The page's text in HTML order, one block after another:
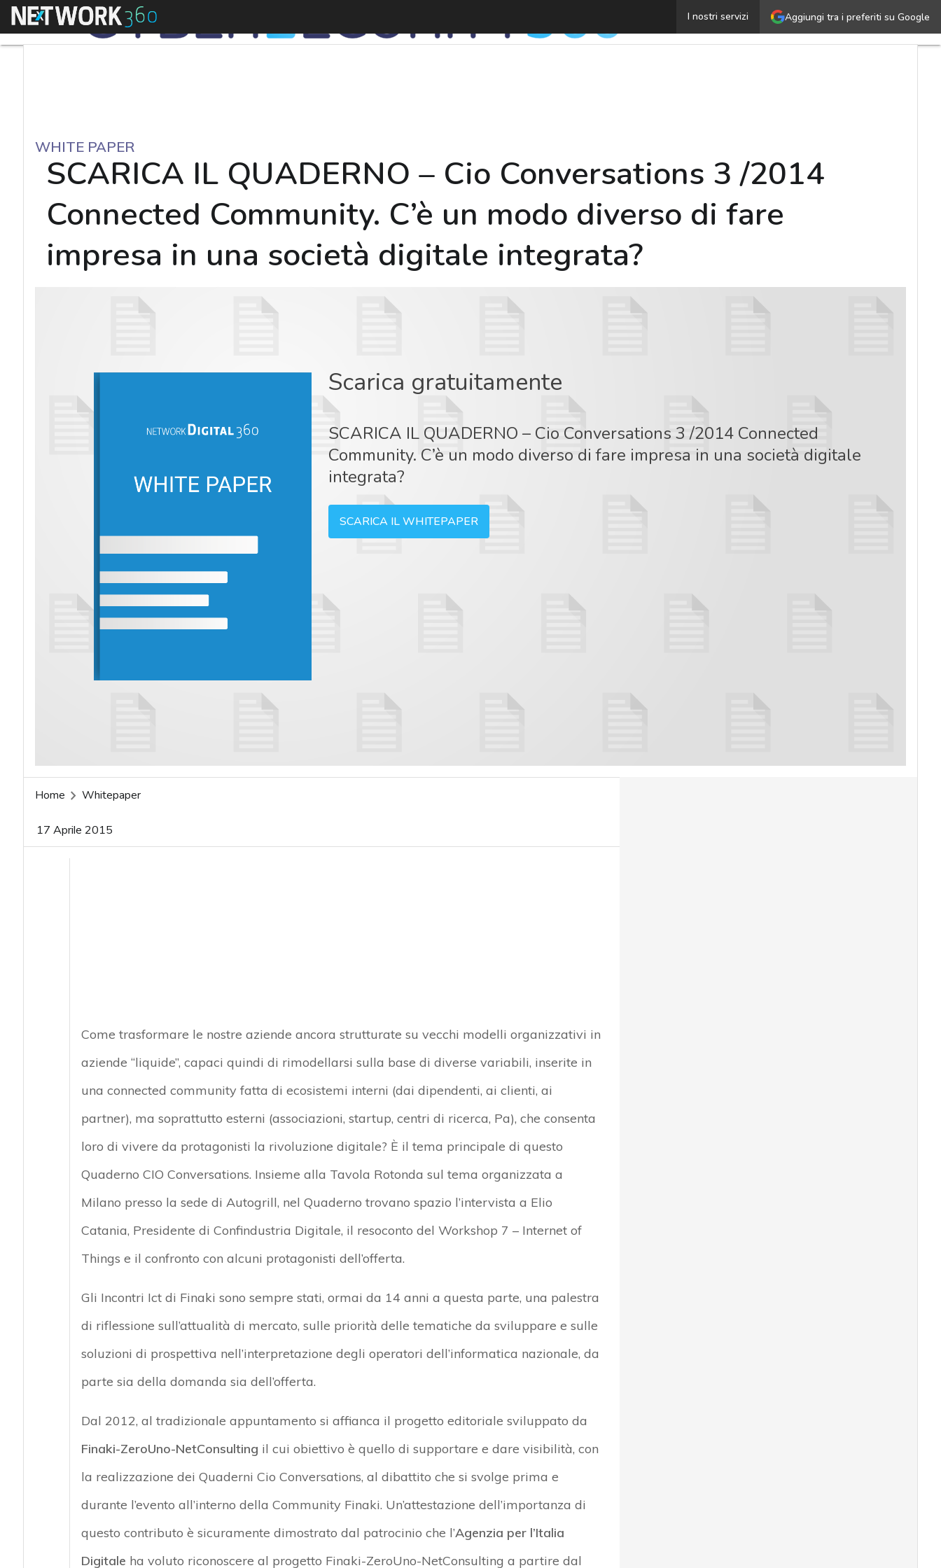
Aggiungi tra i preferiti su Google
I nostri servizi
Menu SCARICA IL QUADERNO – Cio Conversations 3 /
WHITE PAPER
SCARICA IL QUADERNO – Cio Conversations 3 /2014
Connected Community. C’è un modo diverso di fare
impresa in una società digitale integrata?
Scarica gratuitamente
SCARICA IL QUADERNO – Cio Conversations 3 /2014 Connected
Community. C’è un modo diverso di fare impresa in una società digitale
integrata?
SCARICA IL WHITEPAPER
Home Whitepaper
17 Aprile 2015
Come trasformare le nostre aziende ancora strutturate su vecchi modelli organizzativi in
aziende “liquide”, capaci quindi di rimodellarsi sulla base di diverse variabili, inserite in
una connected community fatta di ecosistemi interni (dai dipendenti, ai clienti, ai
partner), ma soprattutto esterni (associazioni, startup, centri di ricerca, Pa), che consenta
loro di vivere da protagonisti la rivoluzione digitale? È il tema principale di questo
Quaderno CIO Conversations. Insieme alla Tavola Rotonda sul tema organizzata a
Milano presso la sede di Autogrill, nel Quaderno trovano spazio l’intervista a Elio
Catania, Presidente di Confindustria Digitale, il resoconto del Workshop 7 – Internet of
Things e il confronto con alcuni protagonisti dell’offerta.
Gli Incontri Ict di Finaki sono sempre stati, ormai da 14 anni a questa parte, una palestra
di riflessione sull’attualità di mercato, sulle priorità delle tematiche da sviluppare e sulle
soluzioni di prospettiva nell’interpretazione degli operatori dell’informatica nazionale, da
parte sia della domanda sia dell’offerta.
Dal 2012, al tradizionale appuntamento si affianca il progetto editoriale sviluppato da
Finaki-ZeroUno-NetConsulting il cui obiettivo è quello di supportare e dare visibilità, con
la realizzazione dei Quaderni Cio Conversations, al dibattito che si svolge prima e
durante l’evento all’interno della Community Finaki. Un’attestazione dell’importanza di
questo contributo è sicuramente dimostrato dal patrocinio che l’Agenzia per l’Italia
Digitale ha voluto riconoscere al progetto Finaki-ZeroUno-NetConsulting a partire dal